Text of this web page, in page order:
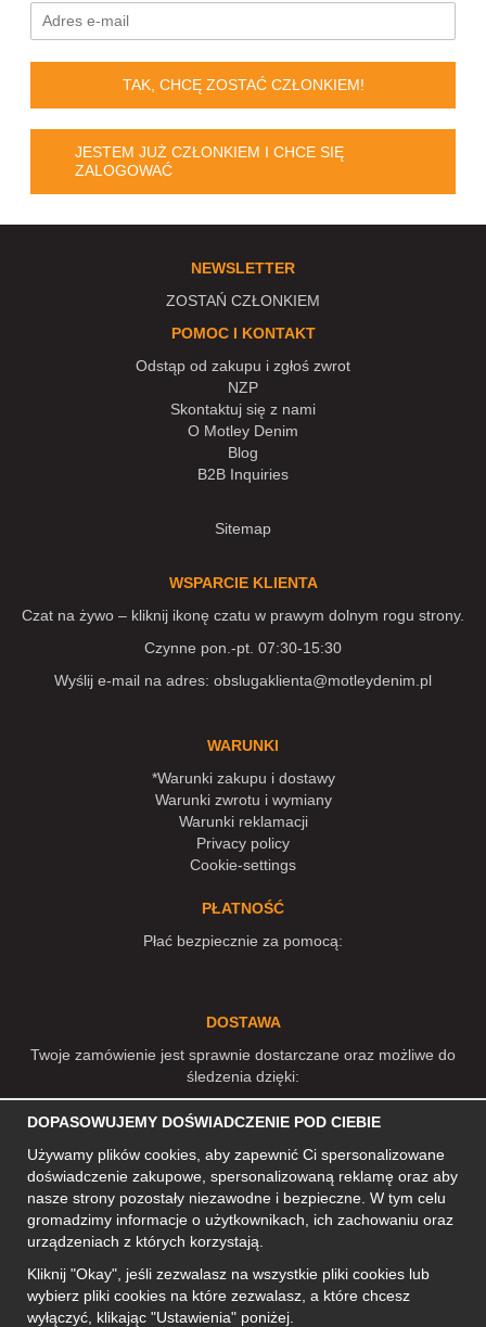
TAK, CHCĘ ZOSTAĆ CZŁONKIEM!
JESTEM JUŻ CZŁONKIEM I CHCE SIĘ
ZALOGOWAĆ
NEWSLETTER
ZOSTAŃ CZŁONKIEM
POMOC I KONTAKT
Odstąp od zakupu i zgłoś zwrot
NZP
Skontaktuj się z nami
O Motley Denim
Blog
B2B Inquiries
Sitemap
WSPARCIE KLIENTA
Czat na żywo – kliknij ikonę czatu w prawym dolnym rogu strony.
Czynne pon.-pt. 07:30-15:30
Wyślij e-mail na adres: obslugaklienta@motleydenim.pl
WARUNKI
*Warunki zakupu i dostawy
Warunki zwrotu i wymiany
Warunki reklamacji
Privacy policy
Cookie-settings
PŁATNOŚĆ
Płać bezpiecznie za pomocą:
DOSTAWA
Twoje zamówienie jest sprawnie dostarczane oraz możliwe do
śledzenia dzięki:
MEDIA SPOŁECZNOŚCIOWE
ADRES KONTAKTOWY
Motley Denim Europe OÜ
Narva mnt 5, EE-10117 Tallinn
DOPASOWUJEMY DOŚWIADCZENIE POD CIEBIE
Używamy plików cookies, aby zapewnić Ci spersonalizowane
doświadczenie zakupowe, spersonalizowaną reklamę oraz aby
nasze strony pozostały niezawodne i bezpieczne. W tym celu
gromadzimy informacje o użytkownikach, ich zachowaniu oraz
urządzeniach z których korzystają.
Kliknij "Okay", jeśli zezwalasz na wszystkie pliki cookies lub
wybierz pliki cookies na które zezwalasz, a które chcesz
wyłączyć, klikając "Ustawienia" poniżej.